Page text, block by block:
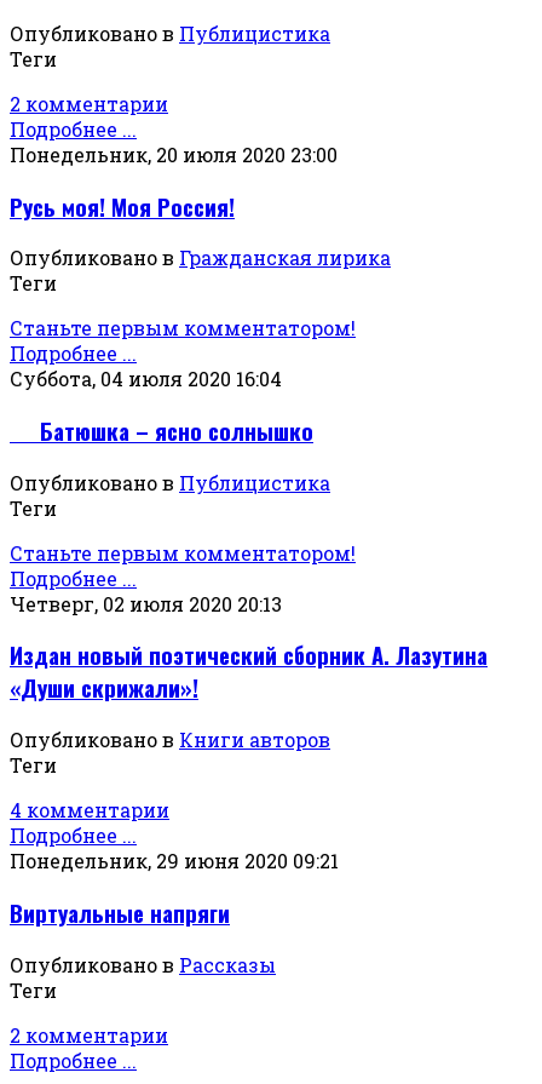
Опубликовано в Публицистика
Теги
2 комментарии
Подробнее ...
Понедельник, 20 июля 2020 23:00
Русь моя! Моя Россия!
Опубликовано в Гражданская лирика
Теги
Станьте первым комментатором!
Подробнее ...
Суббота, 04 июля 2020 16:04
Батюшка – ясно солнышко
Опубликовано в Публицистика
Теги
Станьте первым комментатором!
Подробнее ...
Четверг, 02 июля 2020 20:13
Издан новый поэтический сборник А. Лазутина
«Души скрижали»!
Опубликовано в Книги авторов
Теги
4 комментарии
Подробнее ...
Понедельник, 29 июня 2020 09:21
Виртуальные напряги
Опубликовано в Рассказы
Теги
2 комментарии
Подробнее ...